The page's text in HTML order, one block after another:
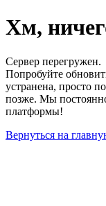
Хм,
Сервер перегружен.
Попробуйте
устранена, просто
позже. Мы
платформы!
Вернуться на